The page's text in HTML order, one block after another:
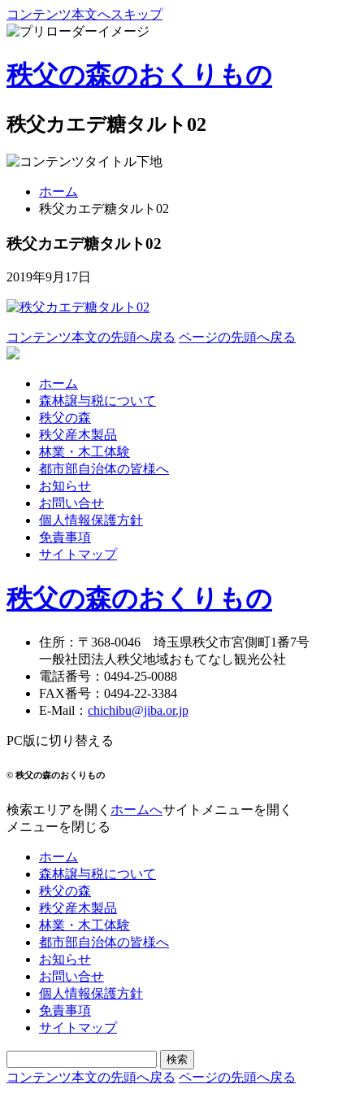
コンテンツ本文へスキップ
秩父の森のおくりもの
秩父カエデ糖タルト02
ホーム
秩父カエデ糖タルト02
秩父カエデ糖タルト02
2019年9月17日
コンテンツ本文の先頭へ戻る ページの先頭へ戻る
ホーム
森林譲与税について
秩父の森
秩父産木製品
林業・木工体験
都市部自治体の皆様へ
お知らせ
お問い合せ
個人情報保護方針
免責事項
サイトマップ
秩父の森のおくりもの
住所 ： 〒368-0046 埼玉県秩父市宮側町1番7号
一般社団法人秩父地域おもてなし観光公社
電話番号 ： 0494-25-0088
FAX番号 ： 0494-22-3384
E-Mail ： chichibu@jiba.or.jp
PC版に切り替える
© 秩父の森のおくりもの
検索エリアを開く ホームへサイトメニューを開く
メニューを閉じる
ホーム
森林譲与税について
秩父の森
秩父産木製品
林業・木工体験
都市部自治体の皆様へ
お知らせ
お問い合せ
個人情報保護方針
免責事項
サイトマップ
コンテンツ本文の先頭へ戻る ページの先頭へ戻る